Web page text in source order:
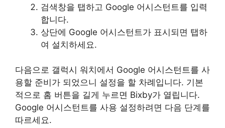
검색창을 탭하고 Google 어시스턴트를 입력
합니다.
상단에 Google 어시스턴트가 표시되면 탭하
여 설치하세요.
다음으로 갤럭시 워치에서 Google 어시스턴트를 사
용할 준비가 되었으니 설정을 할 차례입니다. 기본
적으로 홈 버튼을 길게 누르면 Bixby가 열립니다.
Google 어시스턴트를 사용 설정하려면 다음 단계를
따르세요.